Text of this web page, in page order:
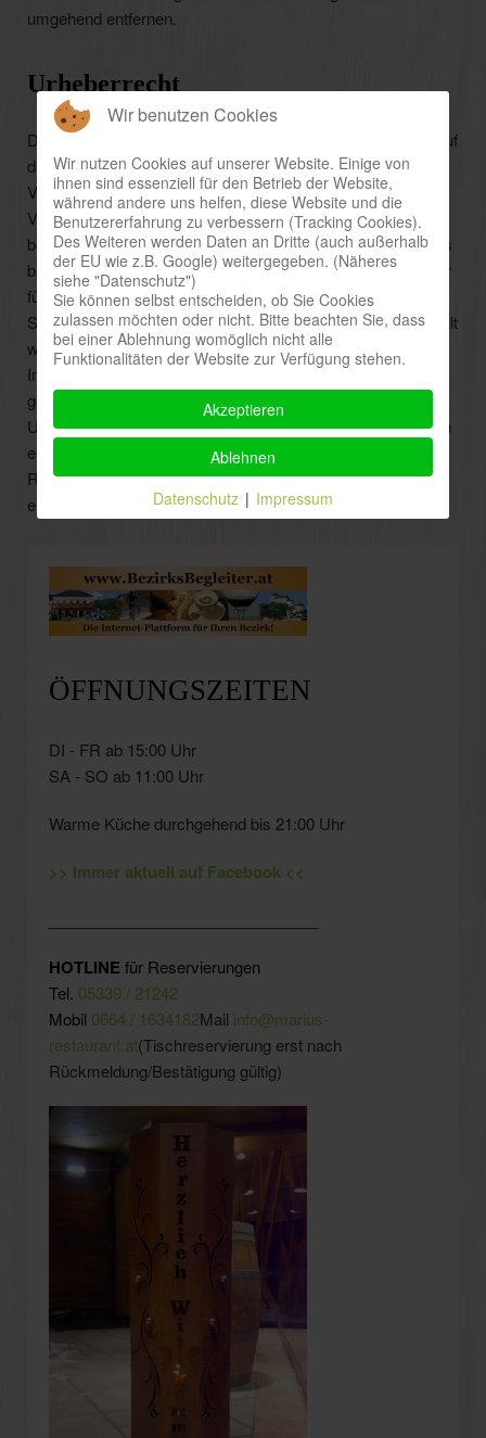
umgehend entfernen.
Urheberrecht
Die durch die Seitenbetreiber erstellten Inhalte und Werke auf
diesen Seiten unterliegen dem Urheberrecht. Die
Vervielfältigung, Bearbeitung, Verbreitung und jede Art der
Verwertung außerhalb der Grenzen des Urheberrechtes
bedürfen der schriftlichen Zustimmung des jeweiligen Autors
bzw. Erstellers. Downloads und Kopien dieser Seite sind nur
für den privaten, nicht kommerziellen Gebrauch gestattet.
Soweit die Inhalte auf dieser Seite nicht vom Betreiber erstellt
wurden, werden die Urheberrechte Dritter beachtet.
Insbesondere werden Inhalte Dritter als solche
gekennzeichnet. Sollten Sie trotzdem auf eine
Urheberrechtsverletzung aufmerksam werden, bitten wir um
einen entsprechenden Hinweis. Bei Bekanntwerden von
Rechtsverletzungen werden wir derartige Inhalte umgehend
entfernen.
ÖFFNUNGSZEITEN
DI - FR ab 15:00 Uhr
SA - SO ab 11:00 Uhr
Warme Küche durchgehend bis 21:00 Uhr
>> Immer aktuell auf Facebook <<
HOTLINE für Reservierungen
Tel. 05339 / 21242
Mobil 0664 / 1634182Mail info@marius-
restaurant.at(Tischreservierung erst nach
Rückmeldung/Bestätigung gültig)
Wir benutzen Cookies
Wir nutzen Cookies auf unserer Website. Einige von
ihnen sind essenziell für den Betrieb der Website,
während andere uns helfen, diese Website und die
Benutzererfahrung zu verbessern (Tracking Cookies).
Des Weiteren werden Daten an Dritte (auch außerhalb
der EU wie z.B. Google) weitergegeben. (Näheres
siehe "Datenschutz")
Sie können selbst entscheiden, ob Sie Cookies
zulassen möchten oder nicht. Bitte beachten Sie, dass
bei einer Ablehnung womöglich nicht alle
Funktionalitäten der Website zur Verfügung stehen.
Akzeptieren
Ablehnen
Datenschutz | Impressum